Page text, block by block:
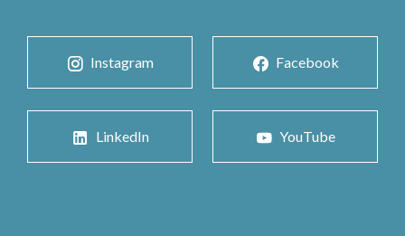
Instagram Facebook
LinkedIn YouTube